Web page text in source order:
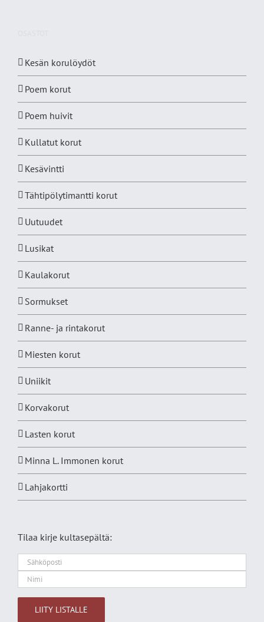
Kesän korulöydöt
Poem korut
Poem huivit
Kullatut korut
Kesävintti
Tähtipölytimantti korut
Uutuudet
Lusikat
Kaulakorut
Sormukset
Ranne- ja rintakorut
Miesten korut
Uniikit
Korvakorut
Lasten korut
Minna L. Immonen korut
Lahjakortti
Tilaa kirje kultasepältä: